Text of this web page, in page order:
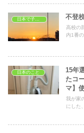
日本で子育て 不登
高校の
内1番
日本のこと
15年
たコ
マ】
我が家
にした